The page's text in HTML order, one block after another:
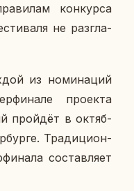
кон­кур­са
не раз­гла­
из но­ми­на­ций
про­ек­та
прой­дёт в ок­тяб­
Тра­ди­ци­он­
со­став­ля­ет